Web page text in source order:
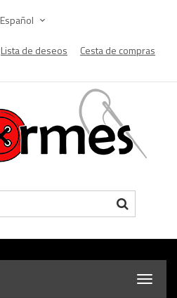
Español
Lista de deseos Cesta de compras